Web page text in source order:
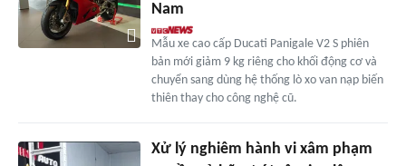
Nam
Mẫu xe cao cấp Ducati Panigale V2 S phiên
bản mới giảm 9 kg riêng cho khối động cơ và
chuyển sang dùng hệ thống lò xo van nạp biến
thiên thay cho công nghệ cũ.
Xử lý nghiêm hành vi xâm phạm